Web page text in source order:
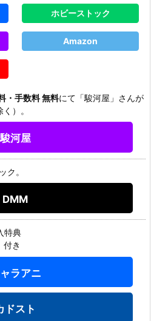
ホビーストック
Amazon
・手数料 無料にて「駿河屋」さんが
）。
駿河屋
ク。
DMM
特典
付き
ラアニ
ドスト